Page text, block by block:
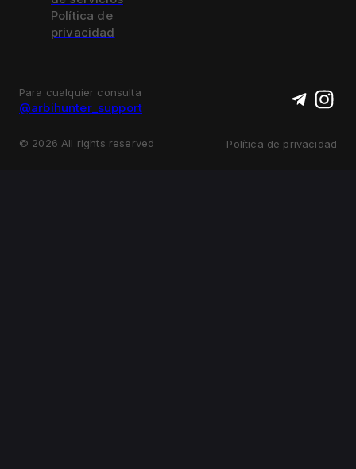
Política de
privacidad
Para cualquier consulta
@arbihunter_support
© 2026 All rights reserved Política de privacidad